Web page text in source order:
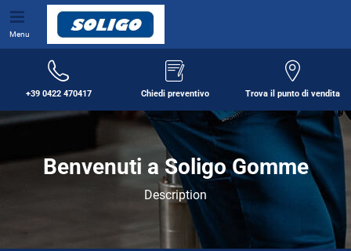
Menu
+39 0422 470417 Chiedi preventivo Trova il punto di vendita
Benvenuti a Soligo Gomme
Description